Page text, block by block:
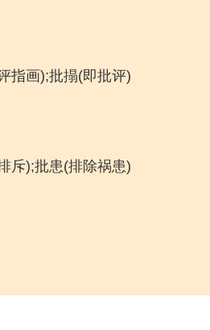
指画);批搨(即批评)
斥);批患(排除祸患)